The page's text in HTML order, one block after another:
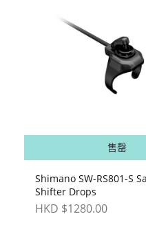
售罄
Shimano SW-RS801-S
Shifter Drops
HKD $1280.00